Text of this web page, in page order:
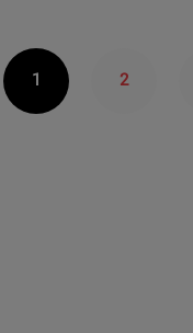
Vous lisez
1 Page
2